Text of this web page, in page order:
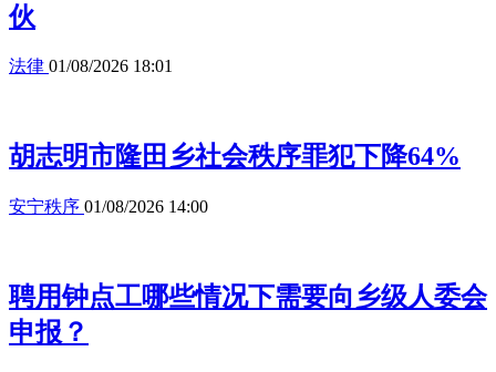
伙
法律 01/08/2026 18:01
胡志明市隆田乡社会秩序罪犯下降64%
安宁秩序 01/08/2026 14:00
聘用钟点工哪些情况下需要向乡级人委会
申报？